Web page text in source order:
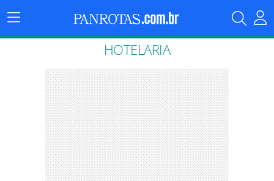
Menu
Principal
HOTELARIA